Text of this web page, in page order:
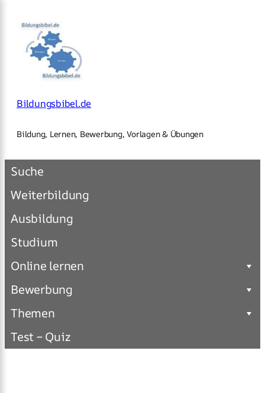
Inhalt
springen
Bildungsbibel.de
Bildung, Lernen, Bewerbung, Vorlagen & Übungen
Suche
Weiterbildung
Ausbildung
Studium
Online lernen
Bewerbung
Themen
Test – Quiz